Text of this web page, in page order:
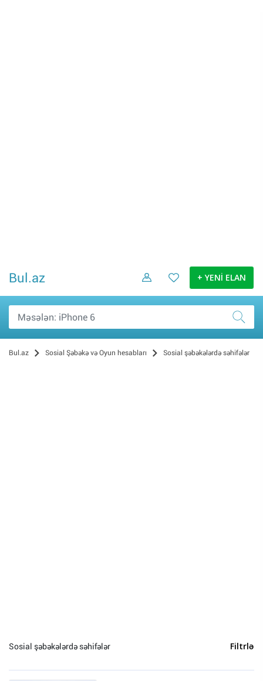
Bul.az + YENİ ELAN
Bul.az Sosial Şəbəkə və Oyun hesabları Sosial şəbəkələrdə səhifələr
Sosial şəbəkələrdə səhifələr Filtrlə